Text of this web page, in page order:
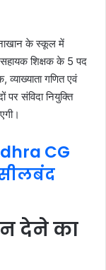
के स्कूल में
शिक्षक के 5 पद
गणित एवं
संविदा नियुक्ति
CG
देने का